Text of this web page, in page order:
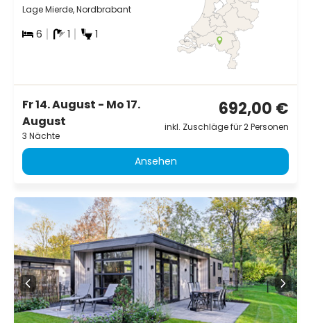
Lage Mierde, Nordbrabant
6 1 1
Fr 14. August - Mo 17.
August
3 Nächte
692,00 €
inkl. Zuschläge für 2 Personen
Ansehen